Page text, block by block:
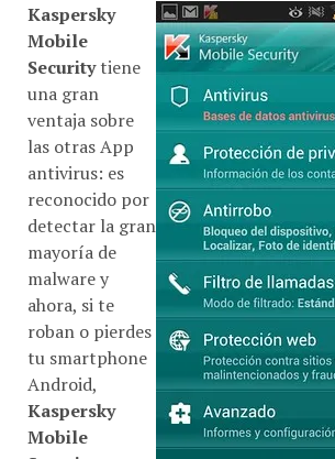
Kaspersky
Mobile
Securitytiene
una gran
ventaja sobre
las otras App
antivirus: es
reconocido por
detectar la gran
mayoría de
malware y
ahora, si te
roban o pierdes
tu smartphone
Android,
Kaspersky
Mobile